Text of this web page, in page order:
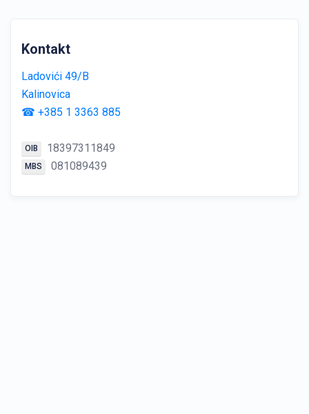
Kontakt
Ladovići 49/B
Kalinovica
☎ +385 1 3363 885
OIB 18397311849
MBS 081089439